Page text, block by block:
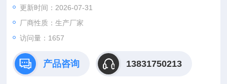
更新时间：2026-07-31
厂商性质：生产厂家
访问量：1657
产品咨询 13831750213